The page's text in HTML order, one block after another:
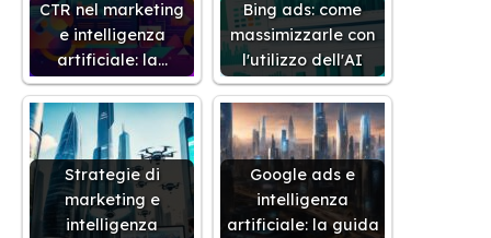
CTR nel marketing
e intelligenza
artificiale: la…
Bing ads: come
massimizzarle con
l'utilizzo dell'AI
Strategie di
marketing e
intelligenza
Google ads e
intelligenza
artificiale: la guida